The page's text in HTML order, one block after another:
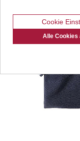
Cookie
Alle Cookies